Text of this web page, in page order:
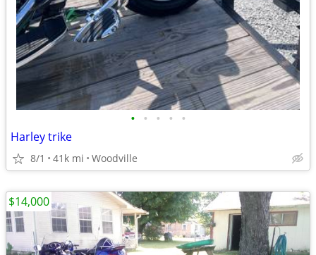
• • • • •
Harley trike
8/1 41k mi Woodville
$14,000